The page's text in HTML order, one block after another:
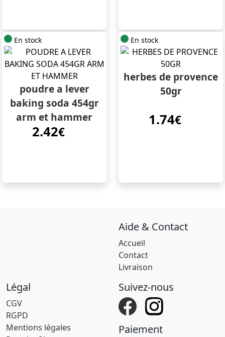
En stock
poudre a lever
baking soda 454gr
arm et hammer
2.42€
En stock
herbes de provence
50gr
1.74€
Aide & Contact
Accueil
Contact
Livraison
Légal
CGV
RGPD
Mentions légales
Suivez-nous
Paiement